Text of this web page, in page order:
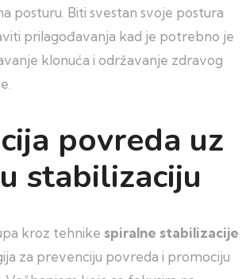
posturu. Biti svestan svoje postura
prilagođavanja kad je potrebno je
klonuća i održavanje zdravog
povreda uz
stabilizaciju
kroz tehnike spiralne stabilizacije
za prevenciju povreda i promociju